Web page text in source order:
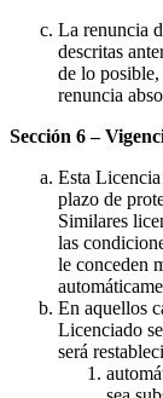
La renuncia
descritas
de lo
renuncia
Sección 6 –
Esta
plazo de
Similares
las
le conceden
En aquellos
Licenciado
será